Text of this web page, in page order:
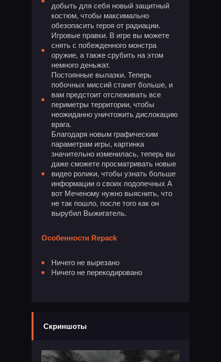
добыть для себя новый защитный
костюм, чтобы максимально
обезопасить героя от радиации.
Игровые правки. В игре вы можете
снять с побежденного монстра
оружие, а также срубить на этом
немного деньжат.
Постоянные вылазки. Теперь
побочных миссий станет больше, и
вам предстоит отслеживать все
периметры территории, чтобы
неожиданно уничтожить дислокацию
врага.
Благодаря новым графическим
параметрам игры, картинка
значительно изменилась, теперь вы
даже сможете просматривать новые
видео ролики, чтобы узнать больше
информации о своих подопечных А
вот Меченому нужно выяснить, что
не так пошло, после того как он
вырубил Выжигатель.
Особенности Repack
Ничего не вырезано
Ничего не перекодировано
Скриншоты